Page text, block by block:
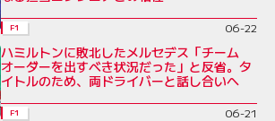
F1 06-22
ハミルトンに敗北したメルセデス「チーム
オーダーを出すべき状況だった」と反省。タ
イトルのため、両ドライバーと話し合いへ
F1 06-21